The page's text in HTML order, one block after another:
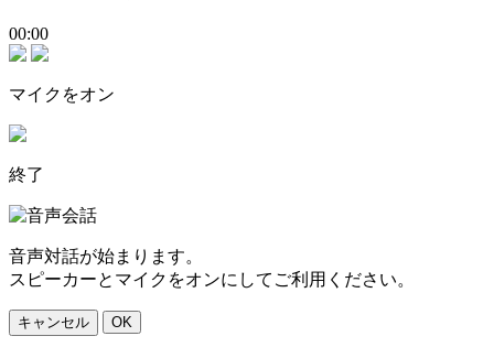
00:00
マイクをオン
終了
音声対話が始まります。
スピーカーとマイクをオンにしてご利用ください。
キャンセル OK